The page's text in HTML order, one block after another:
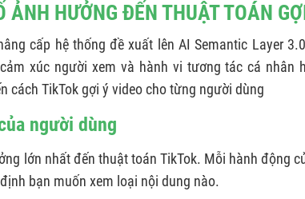
ẢNH HƯỞNG ĐẾN THUẬT TOÁN
cấp hệ thống đề xuất lên AI Semantic Layer
xúc người xem và hành vi tương tác cá nhân
cách TikTok gợi ý video cho từng người dùng
người dùng
lớn nhất đến thuật toán TikTok. Mỗi hành động
bạn muốn xem loại nội dung nào.